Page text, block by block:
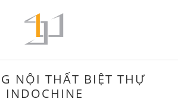
NỘI THẤT BIỆT THỰ
INDOCHINE